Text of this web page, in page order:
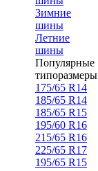
Зимние
шины
Летние
шины
Популярные
типоразмеры
175/65 R14
185/65 R14
185/65 R15
195/60 R16
215/65 R16
225/65 R17
195/65 R15